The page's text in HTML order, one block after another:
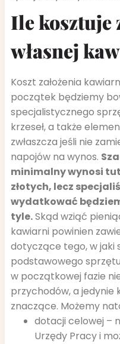
Ile kosztuje
własnej
Koszt założenia
początek będziemy
specjalistycznego
krzeseł, a także
zwłaszcza jeśli nie
napojów na wynos.
minimalny wynosi
złotych, lecz
wydatkować
tyle.Skąd wziąć
kawiarni powinien
dotyczące tego, w jaki
podstawowego
w początkowej fazie
przychodów, a jedynie
znaczące. Możemy
dotacji celowej –
Urzędy Pracy i